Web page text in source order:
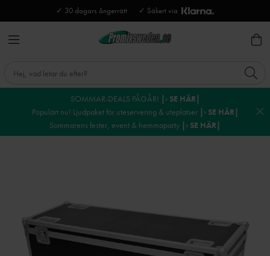
✓ 30 dagars ångerrätt ✓ Säkert via
SOMMAR-DEALS PÅGÅR! |› SE HÄR|
Populärt nu! Ljudpaket för uteservering & uteplatser |› SE HÄR|
Sommarens fester, event & hemmaparty |› SE HÄR|